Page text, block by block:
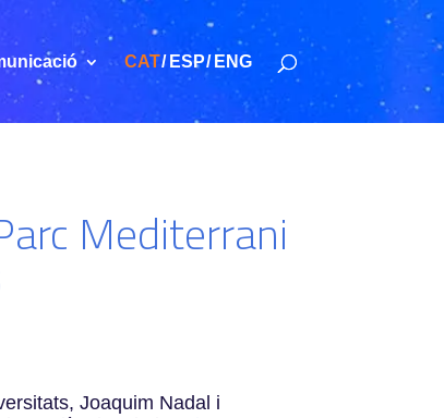
CAT ESP ENG
Mediterrani
Joaquim Nadal i